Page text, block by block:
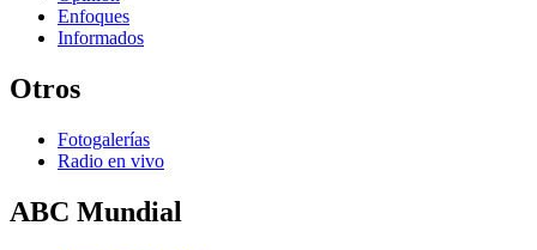
Enfoques
Informados
Otros
Fotogalerías
Radio en vivo
ABC Mundial